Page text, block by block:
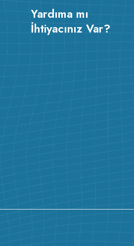
Yardıma mı
İhtiyacınız Var?